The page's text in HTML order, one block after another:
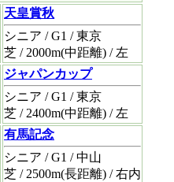
天皇賞秋
シニア / G1 / 東京
芝 / 2000m(中距離) / 左
ジャパンカップ
シニア / G1 / 東京
芝 / 2400m(中距離) / 左
有馬記念
シニア / G1 / 中山
芝 / 2500m(長距離) / 右内